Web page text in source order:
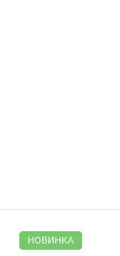
НОВИНКА